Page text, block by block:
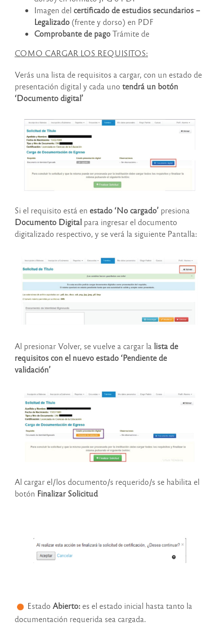
Imagen del certificado de estudios secundarios –
Legalizado (frente y dorso) en PDF
Comprobante de pagoTrámite de
COMO CARGAR LOS REQUISITOS:
Verás una lista de requisitos a cargar, con un estado de
presentación digital y cada uno tendrá un botón
‘Documento digital’
Si el requisito está en estado ‘No cargado’ presiona
Documento Digital para ingresar el documento
digitalizado respectivo, y se verá la siguiente Pantalla:
Al presionar Volver, se vuelve a cargar la lista de
requisitos con el nuevo estado ‘Pendiente de
validación’
Al cargar el/los documento/s requerido/s se habilita el
botón Finalizar Solicitud
Estado Abierto: es el estado inicial hasta tanto la
documentación requerida sea cargada.